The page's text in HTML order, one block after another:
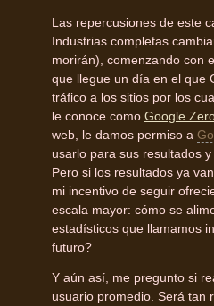
Las repercusiones de este
Industrias completas
morirán), comenzando con
que llegue un día en el que
tráfico a los sitios por los
le conoce como Google
web, le damos permiso a
usarlo para sus resultados
Pero si los resultados ya
mi incentivo de seguir
escala mayor: cómo se
estadísticos que llamamos
futuro?
Y aún así, me pregunto si
usuario promedio. Será tan